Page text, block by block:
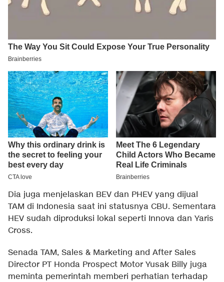
Dia juga menjelaskan BEV dan PHEV yang dijual
TAM di Indonesia saat ini statusnya CBU. Sementara
HEV sudah diproduksi lokal seperti Innova dan Yaris
Cross.
Senada TAM, Sales & Marketing and After Sales
Director PT Honda Prospect Motor Yusak Billy juga
meminta pemerintah memberi perhatian terhadap